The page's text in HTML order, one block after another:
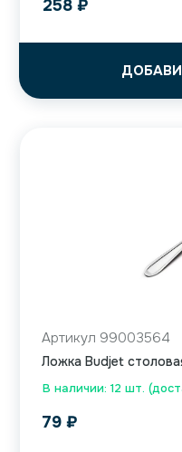
258 ₽
В наличии: 12 шт.
Артикул 99003564
Ложка Budjet
79 ₽